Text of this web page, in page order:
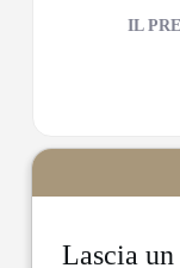
IL
Lascia